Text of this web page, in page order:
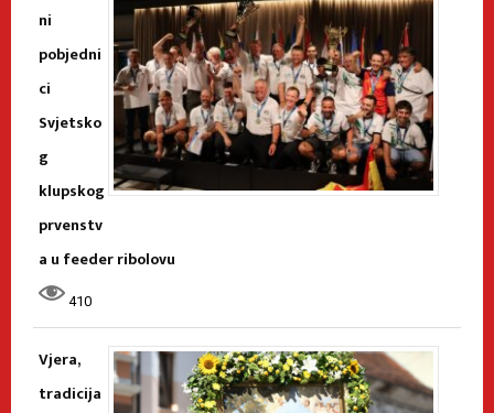
ni
pobjedni
ci
Svjetsko
g
klupskog
prvenstv
a u feeder ribolovu
410
Vjera,
tradicija